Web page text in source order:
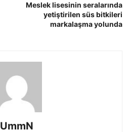
Meslek lisesinin seralarında
yetiştirilen süs bitkileri
markalaşma yolunda
UmmN